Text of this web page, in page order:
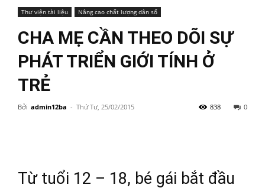
Thư viện tài liệu Nâng cao chất lượng dân số
CHA MẸ CẦN THEO DÕI SỰ
PHÁT TRIỂN GIỚI TÍNH Ở
TRẺ
Bởi admin12ba - Thứ Tư, 25/02/2015 0
838
Từ tuổi 12 – 18, bé gái bắt đầu